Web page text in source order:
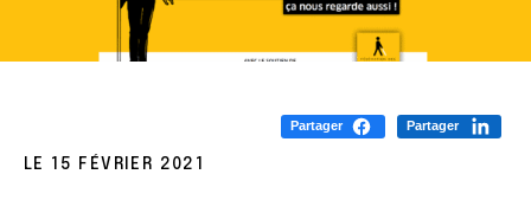
Partager Partager
LE 15 FÉVRIER 2021